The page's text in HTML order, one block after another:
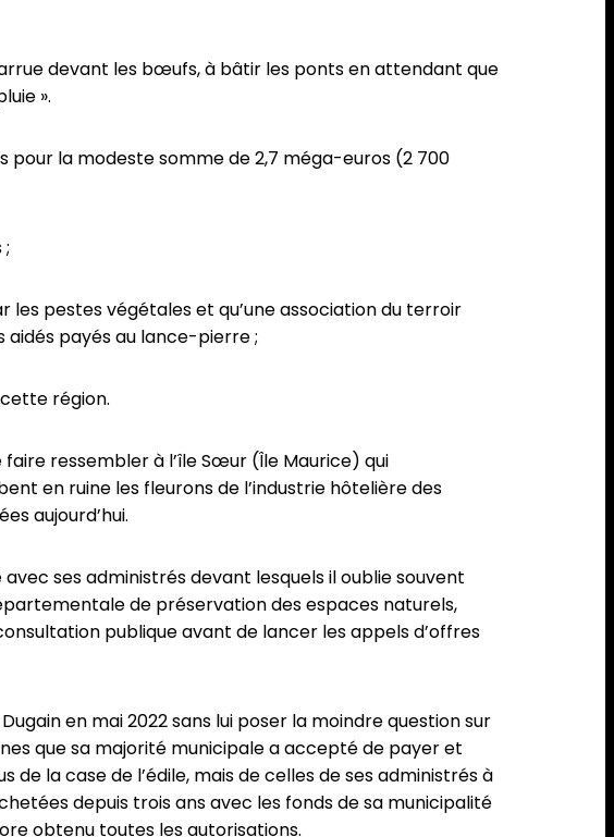
devant les bœufs, à bâtir les ponts en attendant que
».
pour la modeste somme de 2,7 méga-euros (2 700
pestes végétales et qu’une association du terroir
payés au lance-pierre ;
région.
faire ressembler à l’île Sœur (Île Maurice) qui
en ruine les fleurons de l’industrie hôtelière des
aujourd’hui.
ses administrés devant lesquels il oublie souvent
de préservation des espaces naturels,
publique avant de lancer les appels d’offres
en mai 2022 sans lui poser la moindre question sur
que sa majorité municipale a accepté de payer et
la case de l’édile, mais de celles de ses administrés à
depuis trois ans avec les fonds de sa municipalité
obtenu toutes les autorisations.